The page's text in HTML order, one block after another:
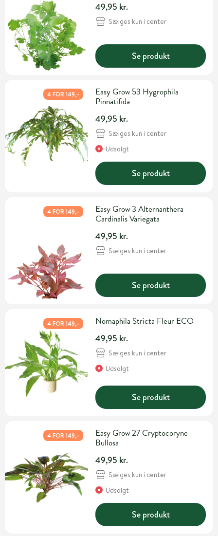
49,95 kr.
Sælges kun i center
Se produkt
4 FOR 149,-
Easy Grow 53 Hygrophila
Pinnatifida
49,95 kr.
Sælges kun i center
Udsolgt
Se produkt
4 FOR 149,-
Easy Grow 3 Alternanthera
Cardinalis Variegata
49,95 kr.
Sælges kun i center
Se produkt
4 FOR 149,- Nomaphila Stricta Fleur ECO
49,95 kr.
Sælges kun i center
Udsolgt
Se produkt
4 FOR 149,-
Easy Grow 27 Cryptocoryne
Bullosa
49,95 kr.
Sælges kun i center
Udsolgt
Se produkt